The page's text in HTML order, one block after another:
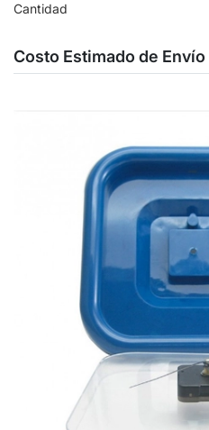
Cantidad
Costo Estimado de Envío